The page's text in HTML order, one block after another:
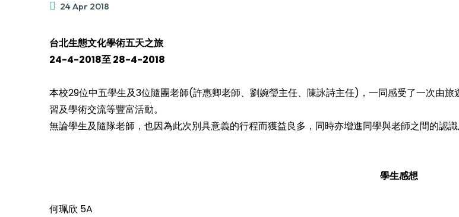
24 Apr 2018
台北生態文化學術五天之旅
24-4-2018至28-4-2018
本校29位中五學生及3位隨團老師(許惠卿老師、劉婉瑩主任、陳詠詩主任)，一同感受了一次由
習及學術交流等豐富活動。
無論學生及隨隊老師，也因為此次別具意義的行程而獲益良多，同時亦增進同學與老師之間的認識
學生感想
何珮欣 5A